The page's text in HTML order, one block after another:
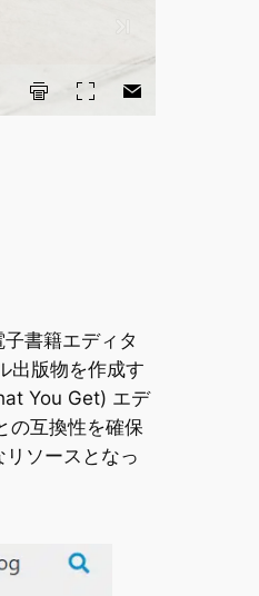
書籍エディタ
出版物を作成す
You Get) エデ
の互換性を確保
ソースとなっ